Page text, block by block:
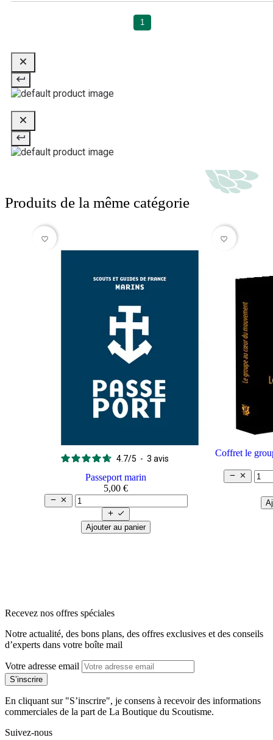
1
Produits de la même catégorie
favorite_border
4.7/5 - 3avis
Passeport marin
5,00 €




Ajouter au panier
favorite_border
Coffret le
 
Recevez nos offres spéciales
Notre actualité, des bons plans, des offres exclusives et des conseils
d’experts dans votre boîte mail
Votre adresse email
En cliquant sur "S’inscrire", je consens à recevoir des informations
commerciales de la part de La Boutique du Scoutisme.
Suivez-nous